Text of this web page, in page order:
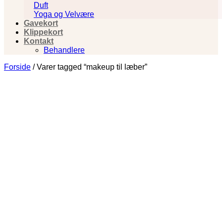
Duft
Yoga og Velvære
Gavekort
Klippekort
Kontakt
Behandlere
Forside /Varer tagged “makeup til læber”